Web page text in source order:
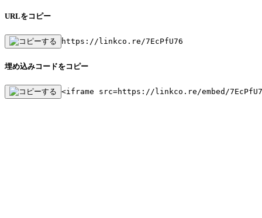
URLをコピー
https://linkco.re/7EcPfU76
埋め込みコードをコピー
<iframe src=https://linkco.re/embed/